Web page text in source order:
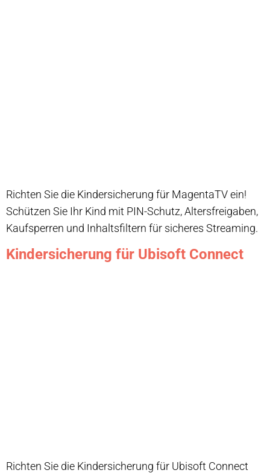
Richten Sie die Kindersicherung für MagentaTV ein!
Schützen Sie Ihr Kind mit PIN-Schutz, Altersfreigaben,
Kaufsperren und Inhaltsfiltern für sicheres Streaming.
Kindersicherung für Ubisoft Connect
Richten Sie die Kindersicherung für Ubisoft Connect